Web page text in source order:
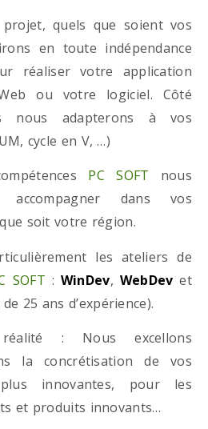
quels que soient vos
en toute indépendance
réaliser votre application
ou votre logiciel. Côté
nous adapterons à vos
cycle en V, …)
PC SOFT nous
dans vos
soit votre région.
les ateliers de
SOFT : WinDev, WebDev et
25 ans d’expérience).
: Nous excellons
la concrétisation de vos
innovantes, pour les
et produits innovants…